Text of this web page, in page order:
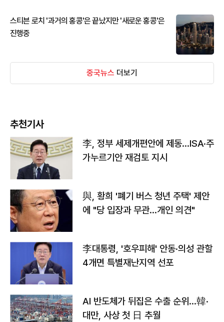
스티븐 로치 '과거의 홍콩'은 끝났지만 '새로운 홍콩'은
진행중
중국뉴스 더보기
추천기사
李, 정부 세제개편안에 제동…ISA·주
가누르기안 재검토 지시
與, 황희 '폐기 버스 청년 주택' 제안
에 "당 입장과 무관…개인 의견"
李대통령, '호우피해' 안동·의성 관할
4개면 특별재난지역 선포
AI 반도체가 뒤집은 수출 순위…韓·
대만, 사상 첫 日 추월